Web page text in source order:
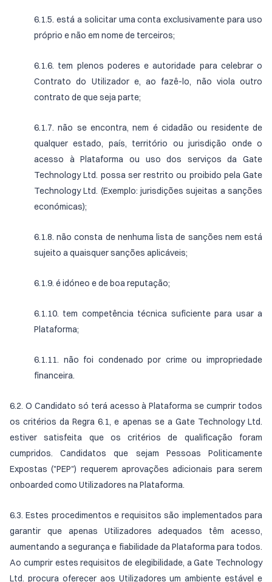
6.1.5. está a solicitar uma conta exclusivamente para uso
próprio e não em nome de terceiros;
6.1.6. tem plenos poderes e autoridade para celebrar o
Contrato do Utilizador e, ao fazê-lo, não viola outro
contrato de que seja parte;
6.1.7. não se encontra, nem é cidadão ou residente de
qualquer estado, país, território ou jurisdição onde o
acesso à Plataforma ou uso dos serviços da Gate
Technology Ltd. possa ser restrito ou proibido pela Gate
Technology Ltd. (Exemplo: jurisdições sujeitas a sanções
económicas);
6.1.8. não consta de nenhuma lista de sanções nem está
sujeito a quaisquer sanções aplicáveis;
6.1.9. é idóneo e de boa reputação;
6.1.10. tem competência técnica suficiente para usar a
Plataforma;
6.1.11. não foi condenado por crime ou impropriedade
financeira.
6.2. O Candidato só terá acesso à Plataforma se cumprir todos
os critérios da Regra 6.1, e apenas se a Gate Technology Ltd.
estiver satisfeita que os critérios de qualificação foram
cumpridos. Candidatos que sejam Pessoas Politicamente
Expostas ("PEP") requerem aprovações adicionais para serem
onboarded como Utilizadores na Plataforma.
6.3. Estes procedimentos e requisitos são implementados para
garantir que apenas Utilizadores adequados têm acesso,
aumentando a segurança e fiabilidade da Plataforma para todos.
Ao cumprir estes requisitos de elegibilidade, a Gate Technology
Ltd. procura oferecer aos Utilizadores um ambiente estável e